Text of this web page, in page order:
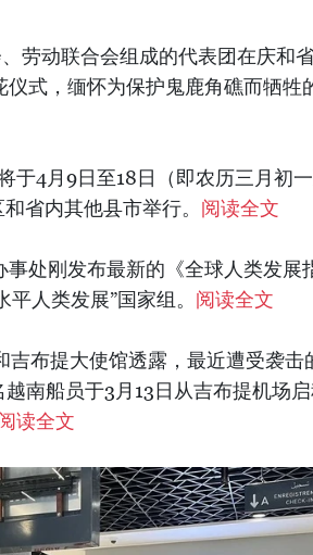
劳动联合会组成的代表团在庆和
式，缅怀为保护鬼鹿角礁而牺牲
于4月9日至18日（即农历三月初
省内其他县市举行。 阅读全文
处刚发布最新的《全球人类发展
人类发展”国家组。 阅读全文
吉布提大使馆透露，最近遭受袭击
南船员于3月13日从吉布提机场
读全文